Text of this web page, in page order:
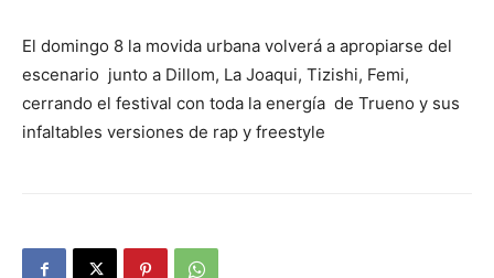
El domingo 8 la movida urbana volverá a apropiarse del
escenario junto a Dillom, La Joaqui, Tizishi, Femi,
cerrando el festival con toda la energía de Trueno y sus
infaltables versiones de rap y freestyle